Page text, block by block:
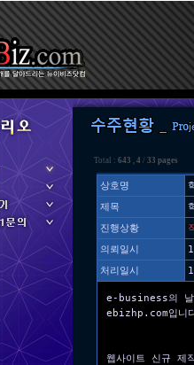
Total : 643 , 4 / 33 pages
상호명
제목
진행상황
의뢰일시
처리일시
e-business의 날
ebizhp.com입니
웹사이트 신규 제